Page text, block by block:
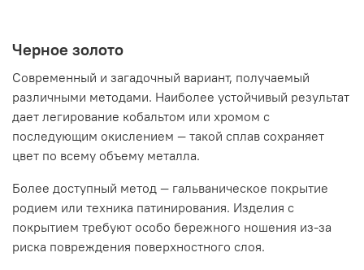
Черное золото
Современный и загадочный вариант, получаемый
различными методами. Наиболее устойчивый результат
дает легирование кобальтом или хромом с
последующим окислением — такой сплав сохраняет
цвет по всему объему металла.
Более доступный метод — гальваническое покрытие
родием или техника патинирования. Изделия с
покрытием требуют особо бережного ношения из-за
риска повреждения поверхностного слоя.